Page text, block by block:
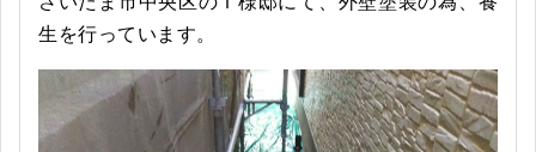
生を行っています。